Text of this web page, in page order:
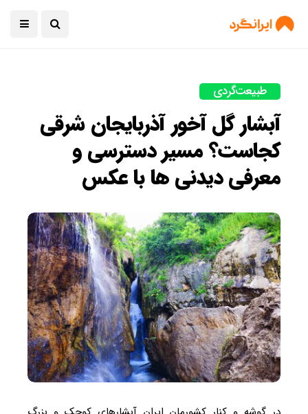
طبیعت‌گردی
آبشار گل آخور آذربایجان شرقی
کجاست؟ مسیر دسترسی و
معرفی دیدنی ها با عکس